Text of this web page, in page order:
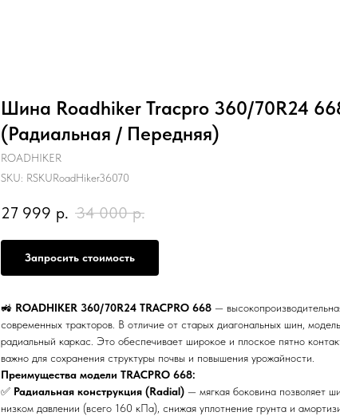
Шина Roadhiker Tracpro 360/70R24
(Радиальная / Передняя)
ROADHIKER
SKU: RSKURoadHiker36070
27 999 р. 34 000 р.
Запросить стоимость
🚜 ROADHIKER 360/70R24 TRACPRO 668 —
современных тракторов. В отличие от старых диагональных шин,
радиальный каркас. Это обеспечивает широкое и плоское пятно
важно для сохранения структуры почвы и повышения урожайности.
Преимущества модели TRACPRO 668:
✅ Радиальная конструкция (Radial) — мягкая боковина позволяет
низком давлении (всего 160 кПа), снижая уплотнение грунта и